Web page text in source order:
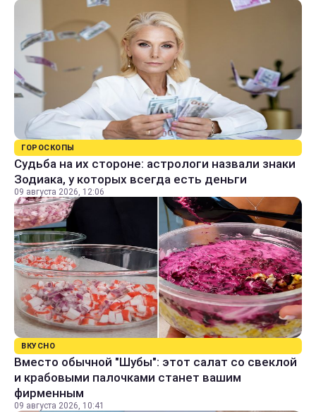
ГОРОСКОПЫ
Судьба на их стороне: астрологи назвали знаки
Зодиака, у которых всегда есть деньги
09 августа 2026, 12:06
ВКУСНО
Вместо обычной "Шубы": этот салат со свеклой
и крабовыми палочками станет вашим
фирменным
09 августа 2026, 10:41